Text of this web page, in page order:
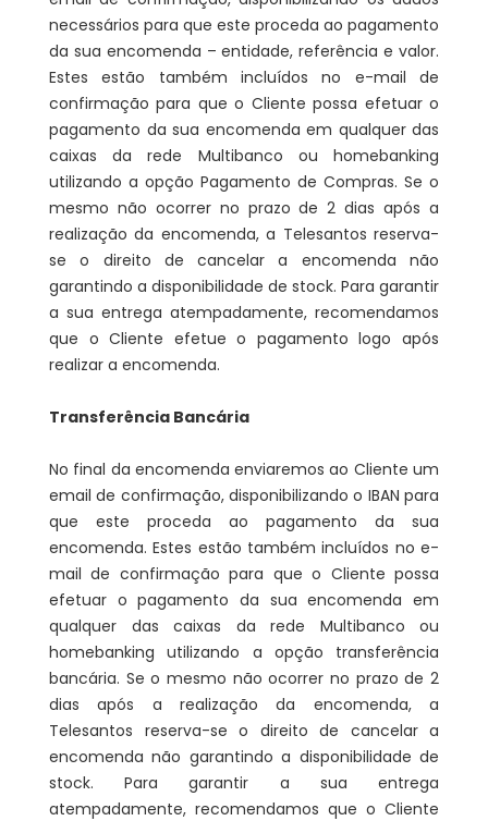
necessários para que este proceda ao pagamento
da sua encomenda – entidade, referência e valor.
Estes estão também incluídos no e-mail de
confirmação para que o Cliente possa efetuar o
pagamento da sua encomenda em qualquer das
caixas da rede Multibanco ou homebanking
utilizando a opção Pagamento de Compras. Se o
mesmo não ocorrer no prazo de 2 dias após a
realização da encomenda, a Telesantos reserva-
se o direito de cancelar a encomenda não
garantindo a disponibilidade de stock. Para garantir
a sua entrega atempadamente, recomendamos
que o Cliente efetue o pagamento logo após
realizar a encomenda.
Transferência Bancária
No final da encomenda enviaremos ao Cliente um
email de confirmação, disponibilizando o IBAN para
que este proceda ao pagamento da sua
encomenda. Estes estão também incluídos no e-
mail de confirmação para que o Cliente possa
efetuar o pagamento da sua encomenda em
qualquer das caixas da rede Multibanco ou
homebanking utilizando a opção transferência
bancária. Se o mesmo não ocorrer no prazo de 2
dias após a realização da encomenda, a
Telesantos reserva-se o direito de cancelar a
encomenda não garantindo a disponibilidade de
stock. Para garantir a sua entrega
atempadamente, recomendamos que o Cliente